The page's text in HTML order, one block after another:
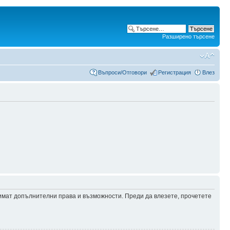
Разширено търсене
Въпроси/Отговори Регистрация Влез
допълнителни права и възможности. Преди да влезете, прочетете